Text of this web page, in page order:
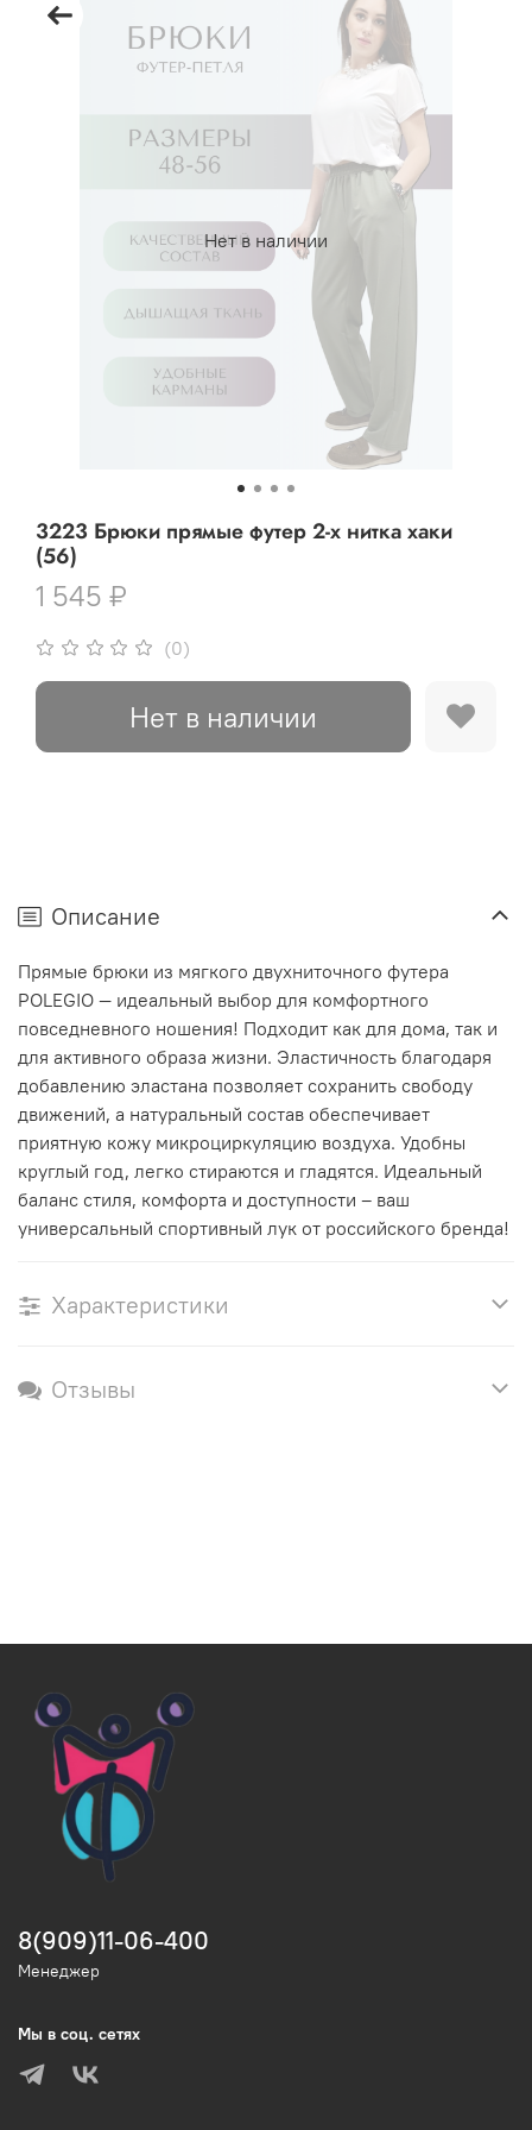
Нет в наличии
(0)
3223 Брюки прямые футер 2-х нитка хаки
(56)
1 545 ₽
Нет в наличии
Описание
Прямые брюки из мягкого двухниточного футера
POLEGIO — идеальный выбор для комфортного
повседневного ношения! Подходит как для дома, так и
для активного образа жизни. Эластичность благодаря
добавлению эластана позволяет сохранить свободу
движений, а натуральный состав обеспечивает
приятную кожу микроциркуляцию воздуха. Удобны
круглый год, легко стираются и гладятся. Идеальный
баланс стиля, комфорта и доступности – ваш
универсальный спортивный лук от российского бренда!
Характеристики
Отзывы
8(909)11-06-400
Менеджер
Мы в соц. сетях